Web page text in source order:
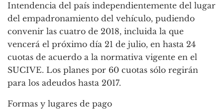
Intendencia del país independientemente del lugar
del empadronamiento del vehículo, pudiendo
convenir las cuatro de 2018, incluida la que
vencerá el próximo día 21 de julio, en hasta 24
cuotas de acuerdo a la normativa vigente en el
SUCIVE. Los planes por 60 cuotas sólo regirán
para los adeudos hasta 2017.
Formas y lugares de pago